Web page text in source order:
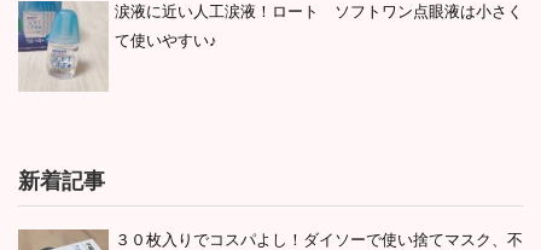
涙液に近い人工涙液！ロート ソフトワン点眼液は小さく
て使いやすい♪
新着記事
３０枚入りでコスパよし！ダイソーで使い捨てマスク、不